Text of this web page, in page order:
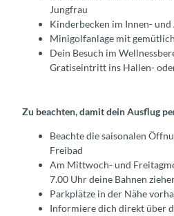
Jungfrau
Kinderbecken im Innen- und
Minigolfanlage mit
Dein Besuch im
Gratiseintritt ins Hallen-
Zu beachten, damit dein Ausflug
Beachte die saisonalen
Freibad
Am Mittwoch- und
7.00 Uhr deine Bahnen
Parkplätze in der Nähe
Informiere dich direkt über